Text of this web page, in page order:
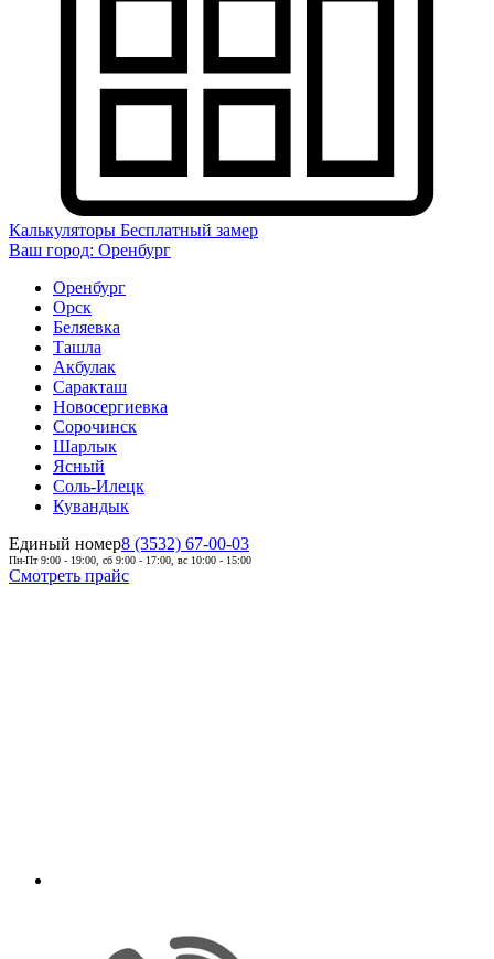
Калькуляторы Бесплатный замер
Ваш город: Оренбург
Оренбург
Орск
Беляевка
Ташла
Акбулак
Саракташ
Новосергиевка
Сорочинск
Шарлык
Ясный
Соль-Илецк
Кувандык
Единый номер8 (3532) 67-00-03
Пн-Пт 9:00 - 19:00, сб 9:00 - 17:00, вс 10:00 - 15:00
Смотреть прайс